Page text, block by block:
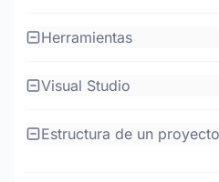
Herramientas
Visual Studio
Estructura de un